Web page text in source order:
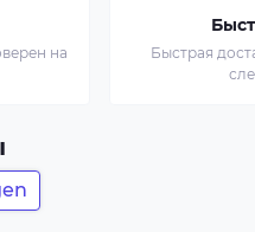
на
Быстрая